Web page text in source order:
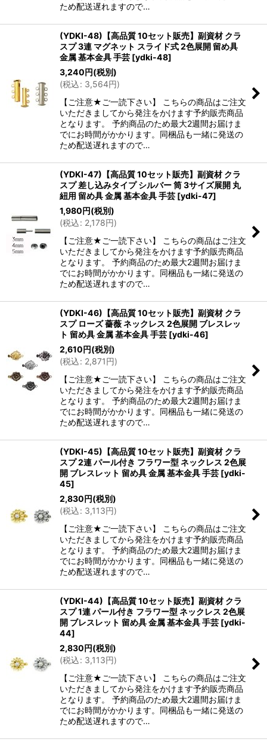
ため配送遅れますので…
(YDKI-48)【高品質 10セット販売】副資材 クラ
スプ 3連 マグネット スライド式 2色展開 留め具
金属 基本金具 手芸 [ydki-48]
3,240円(税別)
(税込: 3,564円)
【ご注意★ご一読下さい】 こちらの商品はご注文
いただきましてから発注をかけます予約販売商品
となります。 予約商品のため最大2週間お届けま
でにお時間がかかります。同梱品も一緒に発送の
ため配送遅れますので…
(YDKI-47)【高品質 10セット販売】副資材 クラ
スプ 差し込みタイプ シルバー 筒 3サイズ展開 丸
紐用 留め具 金属 基本金具 手芸 [ydki-47]
1,980円(税別)
(税込: 2,178円)
【ご注意★ご一読下さい】 こちらの商品はご注文
いただきましてから発注をかけます予約販売商品
となります。 予約商品のため最大2週間お届けま
でにお時間がかかります。同梱品も一緒に発送の
ため配送遅れますので…
(YDKI-46)【高品質 10セット販売】副資材 クラ
スプ ローズ 薔薇 ネックレス 2色展開 ブレスレッ
ト 留め具 金属 基本金具 手芸 [ydki-46]
2,610円(税別)
(税込: 2,871円)
【ご注意★ご一読下さい】 こちらの商品はご注文
いただきましてから発注をかけます予約販売商品
となります。 予約商品のため最大2週間お届けま
でにお時間がかかります。同梱品も一緒に発送の
ため配送遅れますので…
(YDKI-45)【高品質 10セット販売】副資材 クラ
スプ 2連 パール付き フラワー型 ネックレス 2色展
開 ブレスレット 留め具 金属 基本金具 手芸 [ydki-
45]
2,830円(税別)
(税込: 3,113円)
【ご注意★ご一読下さい】 こちらの商品はご注文
いただきましてから発注をかけます予約販売商品
となります。 予約商品のため最大2週間お届けま
でにお時間がかかります。同梱品も一緒に発送の
ため配送遅れますので…
(YDKI-44)【高品質 10セット販売】副資材 クラ
スプ 1連 パール付き フラワー型 ネックレス 2色展
開 ブレスレット 留め具 金属 基本金具 手芸 [ydki-
44]
2,830円(税別)
(税込: 3,113円)
【ご注意★ご一読下さい】 こちらの商品はご注文
いただきましてから発注をかけます予約販売商品
となります。 予約商品のため最大2週間お届けま
でにお時間がかかります。同梱品も一緒に発送の
ため配送遅れますので…